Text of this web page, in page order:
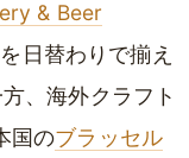
& Beer
日替わりで揃え
、海外クラフト
国のブラッセル